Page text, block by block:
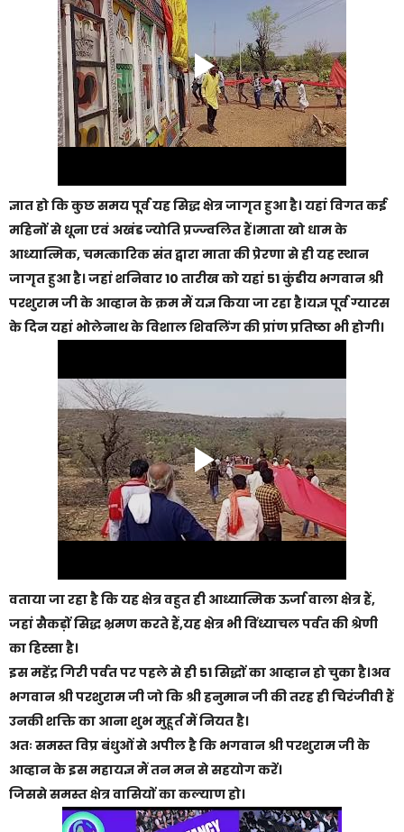
ज्ञात हो कि कुछ समय पूर्व यह सिद्ध क्षेत्र जागृत हुआ है। यहां विगत कई
महिनों से धूना एवं अखंड ज्योति प्रज्ज्वलित हैं।माता खो धाम के
आध्यात्मिक, चमत्कारिक संत द्वारा माता की प्रेरणा से ही यह स्थान
जागृत हुआ है। जहां शनिवार 10 तारीख को यहां 51 कुंडीय भगवान श्री
परशुराम जी के आव्हान के क्रम मैं यज्ञ किया जा रहा है।यज्ञ पूर्व ग्यारस
के दिन यहां भोलेनाथ के विशाल शिवलिंग की प्रांण प्रतिष्ठा भी होगी।
वताया जा रहा है कि यह क्षेत्र वहुत ही आध्यात्मिक ऊर्जा वाला क्षेत्र हैं,
जहां सैकड़ों सिद्ध भ्रमण करते हैं,यह क्षेत्र भी विंध्याचल पर्वत की श्रेणी
का हिस्सा है।
इस महेंद्र गिरी पर्वत पर पहले से ही 51 सिद्धों का आव्हान हो चुका है।अव
भगवान श्री परशुराम जी जो कि श्री हनुमान जी की तरह ही चिरंजीवी हैं
उनकी शक्ति का आना शुभ मुहूर्त मैं नियत है।
अतः समस्त विप्र बंधुओं से अपील है कि भगवान श्री परशुराम जी के
आव्हान के इस महायज्ञ मैं तन मन से सहयोग करें।
जिससे समस्त क्षेत्र वासियों का कल्याण हो।